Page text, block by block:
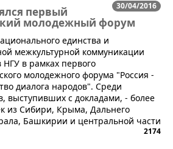
30/04/2016
первый
молодежный форум
единства и
межкультурной коммуникации
НГУ в рамках первого
молодежного форума "Россия -
диалога народов". Среди
выступивших с докладами, - более
из Сибири, Крыма, Дальнего
Башкирии и центральной части
2174